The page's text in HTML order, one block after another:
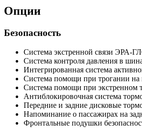
Опции
Безопасность
Система экстренной связи ЭРА-
Система контроля давления в
Интегрированная система
Cистема помощи при трогании
Система помощи при экстренном
Антиблокировочная система
Передние и задние дисковые
Напоминание о пассажирах на
Фронтальные подушки